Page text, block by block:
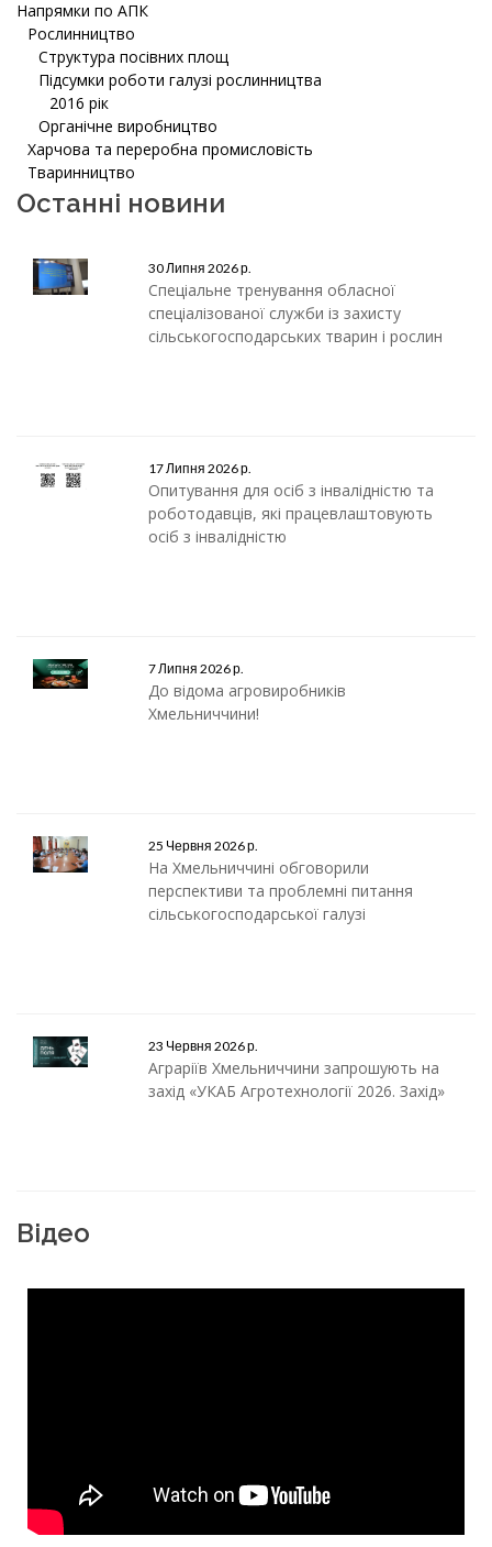
Напрямки по АПК
Рослинництво
Структура посівних площ
Підсумки роботи галузі рослинництва
2016 рік
Органічне виробництво
Харчова та переробна промисловість
Тваринництво
Останні новини
30 Липня 2026 р.
Спеціальне тренування обласної
спеціалізованої служби із захисту
сільськогосподарських тварин і рослин
17 Липня 2026 р.
Опитування для осіб з інвалідністю та
роботодавців, які працевлаштовують
осіб з інвалідністю
7 Липня 2026 р.
До відома агровиробників
Хмельниччини!
25 Червня 2026 р.
На Хмельниччині обговорили
перспективи та проблемні питання
сільськогосподарської галузі
23 Червня 2026 р.
Аграріїв Хмельниччини запрошують на
захід «УКАБ Агротехнології 2026. Захід»
Відео